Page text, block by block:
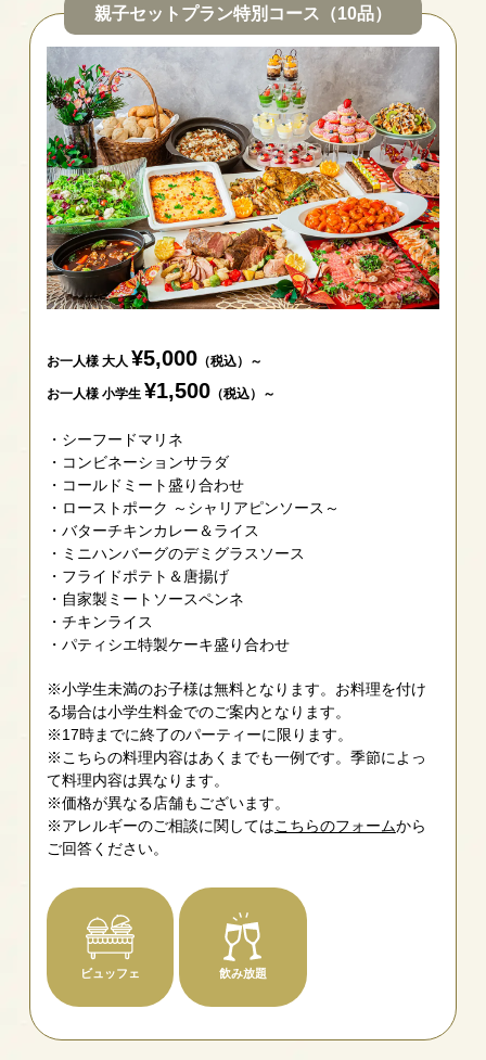
親子セットプラン特別コース（10品）
お一人様 大人 ¥5,000（税込）～
お一人様 小学生 ¥1,500（税込）～
シーフードマリネ
コンビネーションサラダ
コールドミート盛り合わせ
ローストポーク ～シャリアピンソース～
バターチキンカレー＆ライス
ミニハンバーグのデミグラスソース
フライドポテト＆唐揚げ
自家製ミートソースペンネ
チキンライス
パティシエ特製ケーキ盛り合わせ
※小学生未満のお子様は無料となります。お料理を付け
る場合は小学生料金でのご案内となります。
※17時までに終了のパーティーに限ります。
※こちらの料理内容はあくまでも一例です。季節によっ
て料理内容は異なります。
※価格が異なる店舗もございます。
※アレルギーのご相談に関してはこちらのフォームから
ご回答ください。
ビュッフェ 飲み放題